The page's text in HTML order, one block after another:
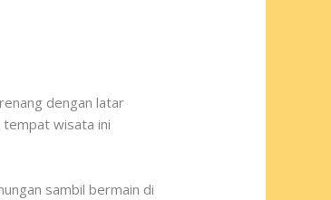
dengan latar
tempat wisata ini
sambil bermain di